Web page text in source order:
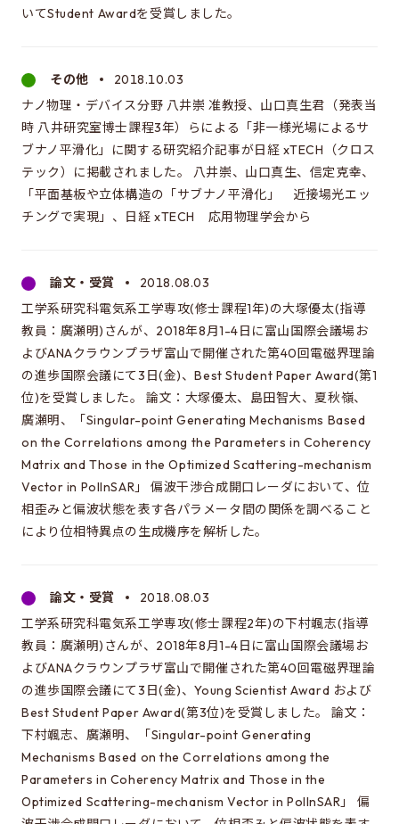
いてStudent Awardを受賞しました。
その他
2018.10.03
ナノ物理・デバイス分野 八井崇 准教授、山口真生君（発表当
時 八井研究室博士課程3年）らによる「非一様光場によるサ
ブナノ平滑化」に関する研究紹介記事が日経 xTECH（クロス
テック）に掲載されました。 八井崇、山口真生、信定克幸、
「平面基板や立体構造の「サブナノ平滑化」 近接場光エッ
チングで実現」、日経 xTECH 応用物理学会から
論文・受賞
2018.08.03
工学系研究科電気系工学専攻(修士課程1年)の大塚優太(指導
教員：廣瀬明)さんが、2018年8月1-4日に富山国際会議場お
よびANAクラウンプラザ富山で開催された第40回電磁界理論
の進歩国際会議にて3日(金)、Best Student Paper Award(第1
位)を受賞しました。 論文：大塚優太、島田智大、夏秋嶺、
廣瀬明、「Singular-point Generating Mechanisms Based
on the Correlations among the Parameters in Coherency
Matrix and Those in the Optimized Scattering-mechanism
Vector in PolInSAR」 偏波干渉合成開口レーダにおいて、位
相歪みと偏波状態を表す各パラメータ間の関係を調べること
により位相特異点の生成機序を解析した。
論文・受賞
2018.08.03
工学系研究科電気系工学専攻(修士課程2年)の下村颯志(指導
教員：廣瀬明)さんが、2018年8月1-4日に富山国際会議場お
よびANAクラウンプラザ富山で開催された第40回電磁界理論
の進歩国際会議にて3日(金)、Young Scientist Award および
Best Student Paper Award(第3位)を受賞しました。 論文：
下村颯志、廣瀬明、「Singular-point Generating
Mechanisms Based on the Correlations among the
Parameters in Coherency Matrix and Those in the
Optimized Scattering-mechanism Vector in PolInSAR」 偏